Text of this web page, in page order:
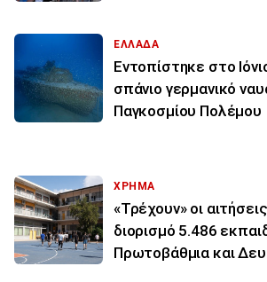
ΕΛΛΑΔΑ
Εντοπίστηκε στο
σπάνιο γερμανικό
Παγκοσμίου Πολέμου
ΧΡΗΜΑ
«Τρέχουν» οι
διορισμό 5.486
Πρωτοβάθμια και